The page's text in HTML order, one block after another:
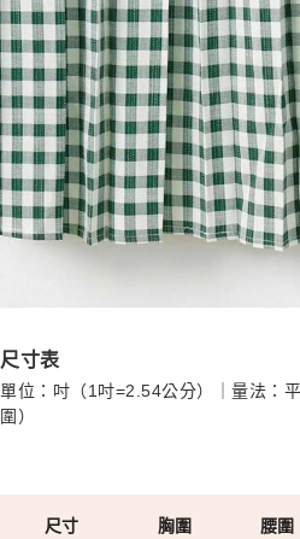
尺寸表
單位：吋（1吋=2.54公分）｜量法：
圍）
尺寸 胸圍 腰圍